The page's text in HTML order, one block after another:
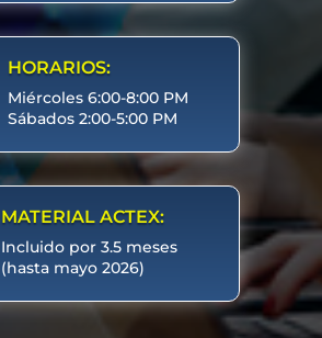
HORARIOS:
Miércoles 6:00-8:00 PM
Sábados 2:00-5:00 PM
MATERIAL ACTEX:
Incluido por 3.5 meses
(hasta mayo 2026)